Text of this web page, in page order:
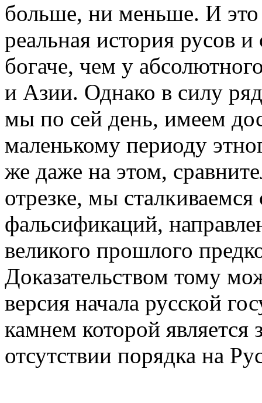
больше, ни меньше. И
реальная история русов
богаче, чем у
и Азии. Однако в силу
мы по сей день, имеем
маленькому периоду
же даже на этом,
отрезке, мы
фальсификаций,
великого прошлого
Доказательством тому
версия начала русской
камнем которой является
отсутствии порядка на